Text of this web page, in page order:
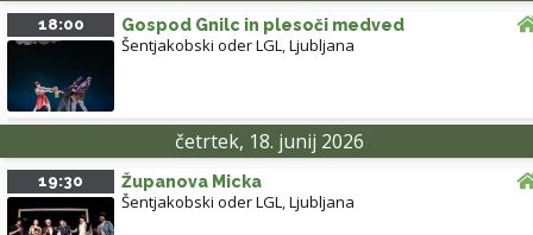
18:00 Gospod Gnilc in plesoči medved
Šentjakobski oder LGL,Ljubljana
četrtek, 18. junij 2026
19:30 Županova Micka
Šentjakobski oder LGL,Ljubljana